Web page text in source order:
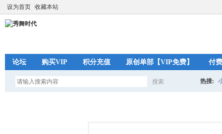
设为首页 收藏本站
论坛 购买VIP 积分充值 原创单部【VIP免费】 付
搜索 热搜: